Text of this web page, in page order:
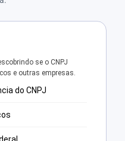
se o CNPJ
e outras empresas.
do CNPJ